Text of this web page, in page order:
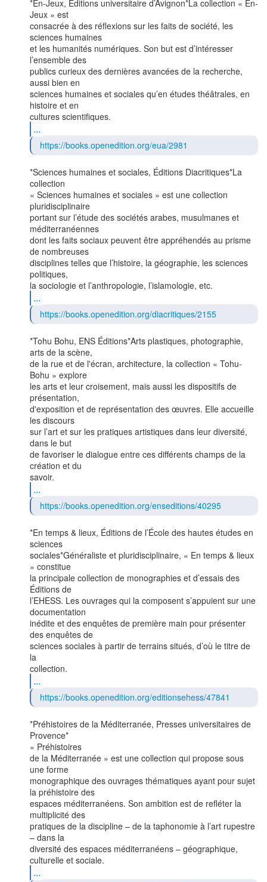
*En-Jeux, Éditions universitaire d’Avignon*La collection « En-
Jeux » est
consacrée à des réflexions sur les faits de société, les
sciences humaines
et les humanités numériques. Son but est d’intéresser
l’ensemble des
publics curieux des dernières avancées de la recherche,
aussi bien en
sciences humaines et sociales qu’en études théâtrales, en
histoire et en
...
https://books.openedition.org/eua/2981
*Sciences humaines et sociales, Éditions Diacritiques*La
collection
« Sciences humaines et sociales » est une collection
pluridisciplinaire
portant sur l’étude des sociétés arabes, musulmanes et
méditerranéennes
dont les faits sociaux peuvent être appréhendés au prisme
de nombreuses
disciplines telles que l’histoire, la géographie, les sciences
politiques,
...
https://books.openedition.org/diacritiques/2155
*Tohu Bohu, ENS Éditions*Arts plastiques, photographie,
arts de la scène,
de la rue et de l'écran, architecture, la collection « Tohu-
Bohu » explore
les arts et leur croisement, mais aussi les dispositifs de
présentation,
d'exposition et de représentation des œuvres. Elle accueille
les discours
sur l’art et sur les pratiques artistiques dans leur diversité,
dans le but
de favoriser le dialogue entre ces différents champs de la
création et du
...
https://books.openedition.org/enseditions/40295
*En temps & lieux, Éditions de l’École des hautes études en
sciences
sociales*Généraliste et pluridisciplinaire, « En temps & lieux
» constitue
la principale collection de monographies et d’essais des
Éditions de
l’EHESS. Les ouvrages qui la composent s’appuient sur une
documentation
inédite et des enquêtes de première main pour présenter
des enquêtes de
sciences sociales à partir de terrains situés, d’où le titre de
la
...
https://books.openedition.org/editionsehess/47841
*Préhistoires de la Méditerranée, Presses universitaires de
Provence*
« Préhistoires
de la Méditerranée » est une collection qui propose sous
une forme
monographique des ouvrages thématiques ayant pour sujet
la préhistoire des
espaces méditerranéens. Son ambition est de refléter la
multiplicité des
pratiques de la discipline – de la taphonomie à l’art rupestre
– dans la
diversité des espaces méditerranéens – géographique,
...